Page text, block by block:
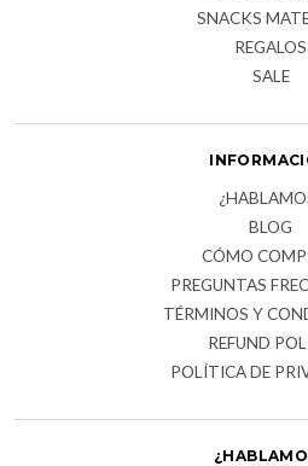
SNACKS
REGALOS
SALE
BLOG
CÓMO
PREGUNTAS
TÉRMINOS Y
REFUND
POLÍTICA DE